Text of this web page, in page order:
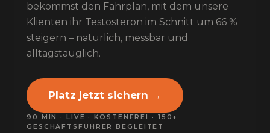
bekommst den Fahrplan, mit dem unsere
Klienten ihr Testosteron im Schnitt um 66 %
steigern – natürlich, messbar und
alltagstauglich.
Platz jetzt sichern →
90 MIN · LIVE · KOSTENFREI · 150+
GESCHÄFTSFÜHRER BEGLEITET